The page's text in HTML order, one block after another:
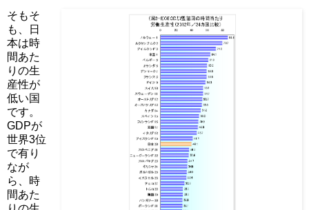
そもそ
も、日
本は時
間あた
りの生
産性が
低い国
です。
GDPが
世界3位
で有り
なが
ら、時
間あた